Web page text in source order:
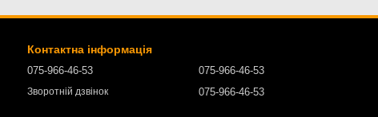
Контактна інформація
075-966-46-53
Зворотній дзвінок
075-966-46-53
075-966-46-53